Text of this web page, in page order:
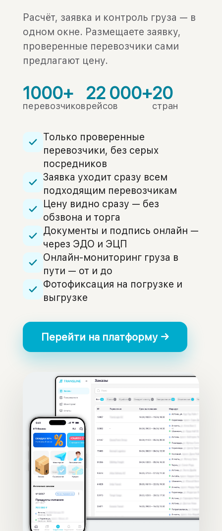
Расчёт, заявка и контроль груза — в
одном окне. Размещаете заявку,
проверенные перевозчики сами
предлагают цену.
1000+
перевозчиков
22 000+
рейсов
20
стран
Только проверенные
перевозчики, без серых
посредников
Заявка уходит сразу всем
подходящим перевозчикам
Цену видно сразу — без
обзвона и торга
Документы и подпись онлайн —
через ЭДО и ЭЦП
Онлайн-мониторинг груза в
пути — от и до
Фотофиксация на погрузке и
выгрузке
Перейти на платформу →